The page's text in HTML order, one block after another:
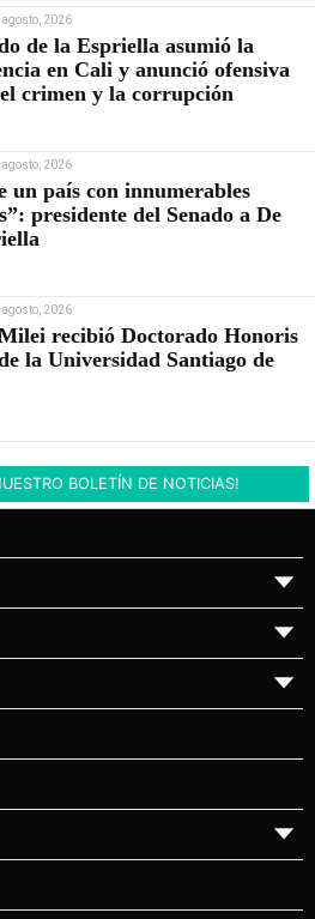
2026
de la Espriella asumió la
en Cali y anunció ofensiva
crimen y la corrupción
2026
un país con innumerables
presidente del Senado a De
2026
recibió Doctorado Honoris
la Universidad Santiago de
BOLETÍN DE NOTICIAS!
▼
▼
▼
▼